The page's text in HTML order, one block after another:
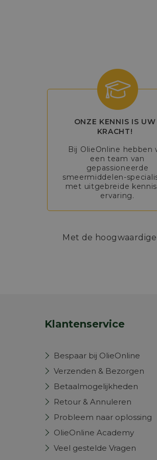
ONZE KENNIS IS UW
KRACHT!
Bij OlieOnline hebben
een team van
gepassioneerde
smeermiddelen-
met uitgebreide
ervaring.
Met de
Klantenservice
Bespaar bij OlieOnline
Verzenden & Bezorgen
Betaalmogelijkheden
Retour & Annuleren
Probleem naar oplossing
OlieOnline Academy
Veel gestelde Vragen